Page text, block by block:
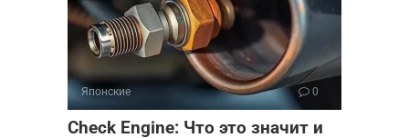
Японские 0
Check Engine: Что это значит и